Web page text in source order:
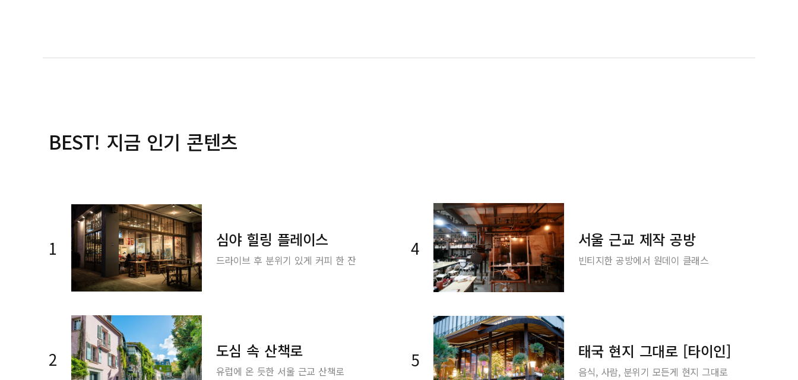
BEST! 지금 인기 콘텐츠
1 심야 힐링 플레이스
드라이브 후 분위기 있게 커피 한 잔
2 도심 속 산책로
유럽에 온 듯한 서울 근교 산책로
4 서울 근교 제작 공방
빈티지한 공방에서 원데이 클래스
5 태국 현지 그대로 [타이인]
음식, 사람, 분위기 모든게 현지 그대로